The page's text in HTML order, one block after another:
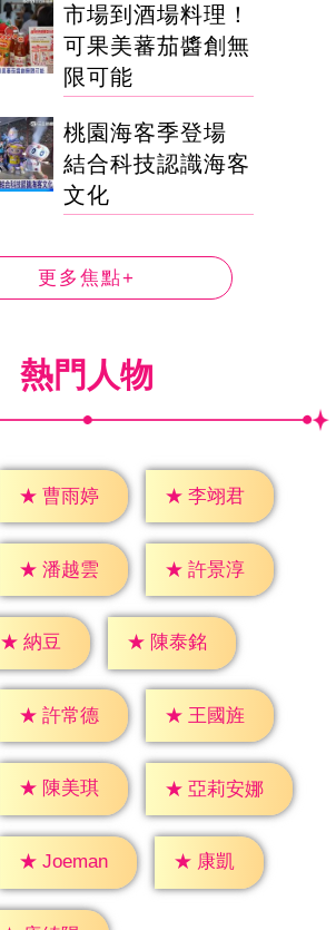
市場到酒場料理！
可果美蕃茄醬創無
限可能
桃園海客季登場
結合科技認識海客
文化
更多焦點+
熱門人物
★ 曹雨婷 ★ 李翊君
★ 潘越雲 ★ 許景淳
★ 納豆 ★ 陳泰銘
★ 許常德 ★ 王國旌
★ 陳美琪 ★ 亞莉安娜
★ Joeman ★ 康凱